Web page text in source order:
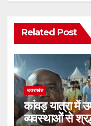
Related Post
उत्तराखंड
कांवड़ यात्रा में
व्यवस्थाओं से